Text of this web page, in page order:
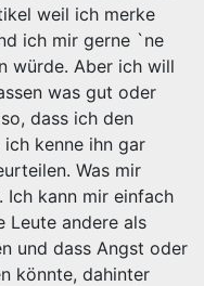
weil ich merke
ich mir gerne `ne
würde. Aber ich will
was gut oder
dass ich den
kenne ihn gar
Was mir
kann mir einfach
Leute andere als
und dass Angst oder
könnte, dahinter